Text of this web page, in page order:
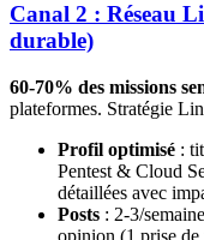
Canal 2 : Réseau
durable)
60-70% des missions
plateformes. Stratégie
Profil optimisé :
Pentest & Cloud
détaillées avec
Posts : 2-3/
opinion (1 prise